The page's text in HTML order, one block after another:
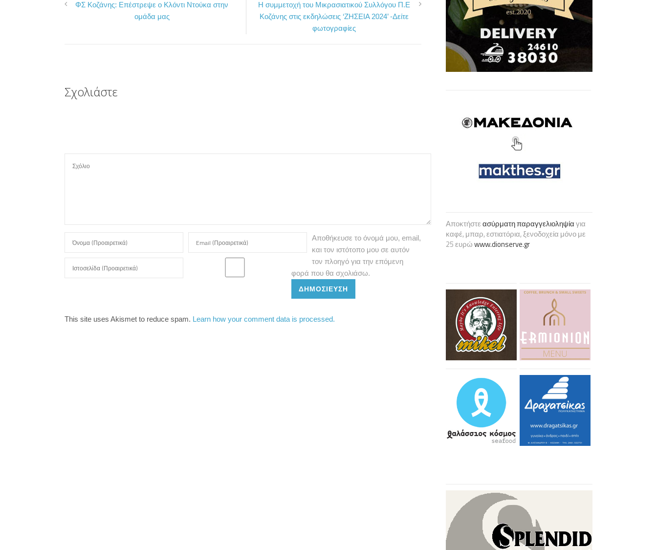
c
i
ι
ΦΣ Κοζάνης: Επέστρεψε ο Κλόντι Ντούκα στην
ομάδα μας
Η συμμετοχή του Μικρασιατικού Συλλόγου Π.Ε
Κοζάνης στις εκδηλώσεις ‘ΖΗΣΕΙΑ 2024’ -Δείτε
φωτογραφίες
Σχολιάστε
Αποθήκευσε το όνομά μου, email,
και τον ιστότοπο μου σε αυτόν
τον πλοηγό για την επόμενη
φορά που θα σχολιάσω.
ΔΗΜΟΣΊΕΥΣΗ
This site uses Akismet to reduce spam. Learn how your comment data is processed.
Αποκτήστεασύρματη παραγγελιοληψίαγια
καφέ, μπαρ, εστιατόρια, ξενοδοχεία μόνο με
25 ευρώwww.dionserve.gr